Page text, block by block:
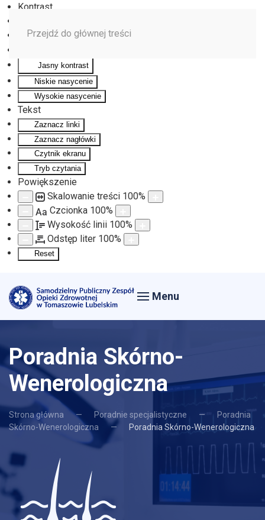
Kontrast
Monochromatyczny
Jasny kontrast
Niskie nasycenie
Wysokie nasycenie
Tekst
Zaznacz linki
Zaznacz nagłówki
Czytnik ekranu
Tryb czytania
Powiększenie
Skalowanie treści 100%
Aa Czcionka 100%
Wysokość linii 100%
Odstęp liter 100%
Reset
Przejdź do głównej treści
Menu
Poradnia Skórno-
Wenerologiczna
Strona główna Poradnie specjalistyczne
Poradnia
Skórno-Wenerologiczna
Poradnia Skórno-Wenerologiczna